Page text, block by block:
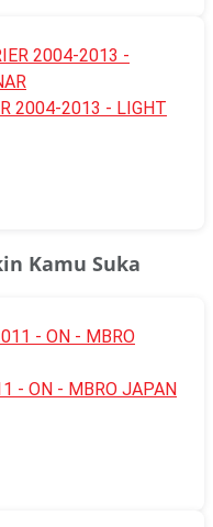
2004-2013 - LIGHT
Kamu Suka
- ON - MBRO JAPAN